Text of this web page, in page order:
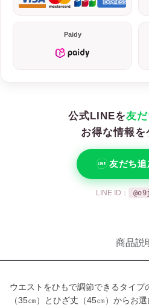
Paidy
公式LINEを友
お得な情報
友だち追
LINE ID：
商品説
ウエストをひもで調節できるタイプ
（35㎝）とひざ丈（45㎝）からお選